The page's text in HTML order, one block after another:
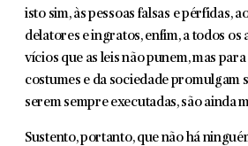
isto sim, às pessoas falsas e pér­fidas,
delatores e ingratos, enfim, a todos os
vícios que as leis não punem, mas
costumes e da sociedade promulgam
serem sempre executadas, são ainda
Sustento, portanto, que não há